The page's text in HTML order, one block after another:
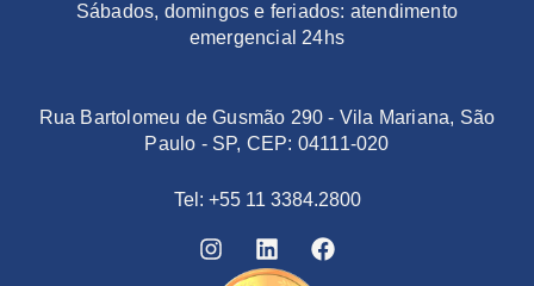
Sábados, domingos e feriados: atendimento
emergencial 24hs
Rua Bartolomeu de Gusmão 290 - Vila Mariana, São
Paulo - SP, CEP: 04111-020
Tel: +55 11 3384.2800